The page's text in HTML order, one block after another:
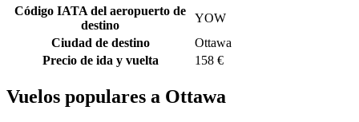
Código IATA del aeropuerto de
destino
YOW
Ciudad de destino
Ottawa
Precio de ida y vuelta
158 €
Vuelos populares a Ottawa